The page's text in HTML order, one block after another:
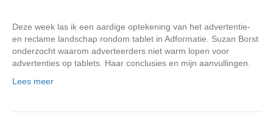
Deze week las ik een aardige optekening van het advertentie-
en reclame landschap rondom tablet in Adformatie. Suzan Borst
onderzocht waarom adverteerders niet warm lopen voor
advertenties op tablets. Haar conclusies en mijn aanvullingen.
Lees meer